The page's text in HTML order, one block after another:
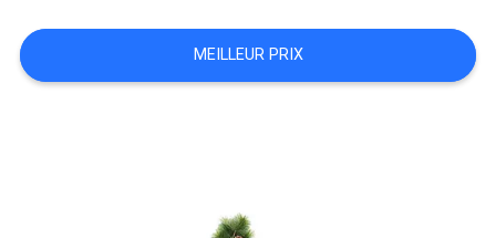
NOUVELLES
MEILLEUR PRIX